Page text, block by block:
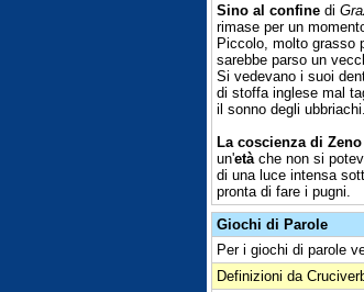
Sino al confine di
rimase per un
Piccolo, molto grasso
sarebbe parso un
Si vedevano i suoi
di stoffa inglese mal
il sonno degli ubbriachi.
La coscienza di Zeno
un'età che non si
di una luce intensa
pronta di fare i pugni.
Giochi di Parole
Per i giochi di parole
Definizioni da